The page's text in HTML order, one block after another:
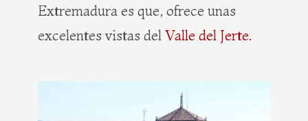
Extremadura es que, ofrece unas
excelentes vistas del Valle del Jerte.